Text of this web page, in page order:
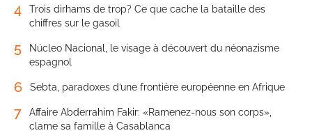
4
Trois dirhams de trop? Ce que cache la bataille des
chiffres sur le gasoil
5
Núcleo Nacional, le visage à découvert du néonazisme
espagnol
6 Sebta, paradoxes d’une frontière européenne en Afrique
7
Affaire Abderrahim Fakir: «Ramenez-nous son corps»,
clame sa famille à Casablanca